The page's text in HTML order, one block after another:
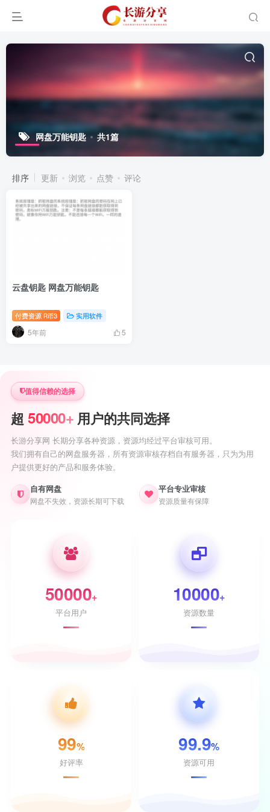
网盘万能钥匙 共1篇
排序 更新 浏览 点赞 评论
云盘钥匙 网盘万能钥匙
付费资源 R币3 实用软件
5年前 5
值得信赖的选择
超50000+ 用户的共同选择
长游分享网 长期分享各种资源，资源均经过平台审核可用。
我们拥有自己的网盘服务器，所有资源审核存档自有服务器，只为为用
户提供更好的产品和服务体验。
自有网盘
网盘不失效，资源长期可下载
平台专业审核
资源质量有保障
50000+
平台用户
10000+
资源数量
99%
好评率
99.9%
资源可用